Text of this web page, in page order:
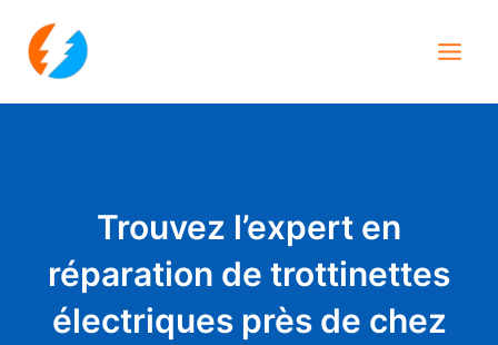
contenu
Trouvez l’expert en
réparation de trottinettes
électriques près de chez